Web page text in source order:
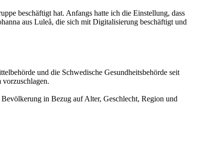
beschäftigt hat. Anfangs hatte ich die Einstellung, dass
aus Luleå, die sich mit Digitalisierung beschäftigt und
und die Schwedische Gesundheitsbehörde seit
in Bezug auf Alter, Geschlecht, Region und